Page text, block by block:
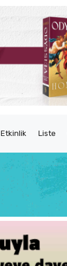
Etkinlik Liste